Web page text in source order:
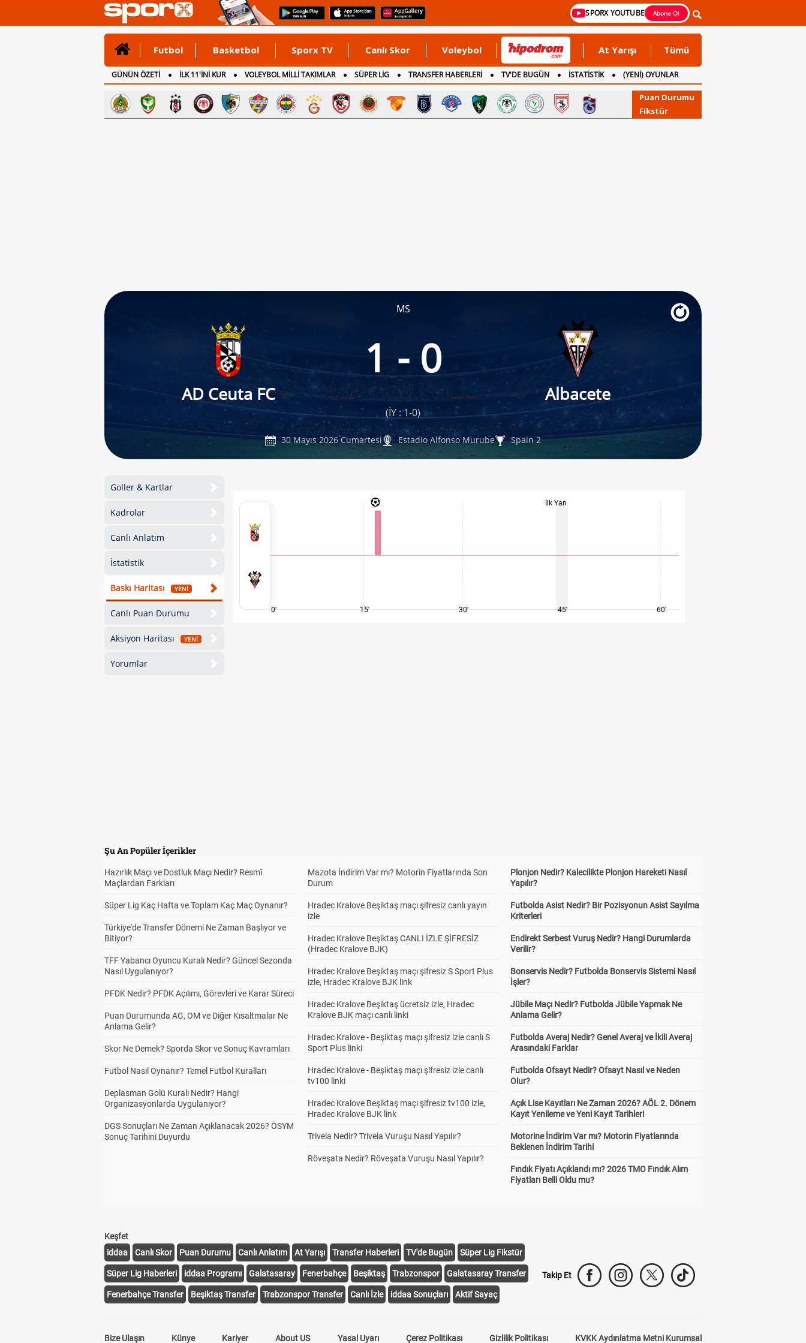
SPORX YOUTUBE Abone Ol
Futbol Basketbol Sporx TV Canlı Skor Voleybol At Yarışı Tümü
GÜNÜN ÖZETİ İLK 11'İNİ KUR VOLEYBOL MİLLİ TAKIMLAR SÜPER LİG TRANSFER HABERLERİ TV'DE BUGÜN İSTATİSTİK
(YENİ) OYUNLAR
CANLI ANLATIM
İNGİLTERE
Puan Durumu
Fikstür
MS
AD Ceuta FC
1 - 0
Albacete
(İY : 1-0)
30 Mayıs 2026 Cumartesi Estadio Alfonso Murube Spain 2
Goller & Kartlar
Kadrolar
Canlı Anlatım
İstatistik
Baskı Haritası YENİ
Canlı Puan Durumu
Aksiyon Haritası YENİ
Yorumlar
0' 15' 30'
İlk Yarı
45' 60'
Şu An Popüler İçerikler
Hazırlık Maçı ve Dostluk Maçı Nedir? Resmî
Maçlardan Farkları
Süper Lig Kaç Hafta ve Toplam Kaç Maç Oynanır?
Türkiye'de Transfer Dönemi Ne Zaman Başlıyor ve
Bitiyor?
TFF Yabancı Oyuncu Kuralı Nedir? Güncel Sezonda
Nasıl Uygulanıyor?
PFDK Nedir? PFDK Açılımı, Görevleri ve Karar Süreci
Puan Durumunda AG, OM ve Diğer Kısaltmalar Ne
Anlama Gelir?
Skor Ne Demek? Sporda Skor ve Sonuç Kavramları
Futbol Nasıl Oynanır? Temel Futbol Kuralları
Deplasman Golü Kuralı Nedir? Hangi
Organizasyonlarda Uygulanıyor?
DGS Sonuçları Ne Zaman Açıklanacak 2026? ÖSYM
Sonuç Tarihini Duyurdu
Mazota İndirim Var mı? Motorin Fiyatlarında Son
Durum
Hradec Kralove Beşiktaş maçı şifresiz canlı yayın
izle
Hradec Kralove Beşiktaş CANLI İZLE ŞİFRESİZ
(Hradec Kralove BJK)
Hradec Kralove Beşiktaş maçı şifresiz S Sport Plus
izle, Hradec Kralove BJK link
Hradec Kralove Beşiktaş ücretsiz izle, Hradec
Kralove BJK maçı canlı linki
Hradec Kralove - Beşiktaş maçı şifresiz izle canlı S
Sport Plus linki
Hradec Kralove - Beşiktaş maçı şifresiz izle canlı
tv100 linki
Hradec Kralove Beşiktaş maçı şifresiz tv100 izle,
Hradec Kralove BJK link
Trivela Nedir? Trivela Vuruşu Nasıl Yapılır?
Röveşata Nedir? Röveşata Vuruşu Nasıl Yapılır?
Plonjon Nedir? Kalecilikte Plonjon Hareketi Nasıl
Yapılır?
Futbolda Asist Nedir? Bir Pozisyonun Asist Sayılma
Kriterleri
Endirekt Serbest Vuruş Nedir? Hangi Durumlarda
Verilir?
Bonservis Nedir? Futbolda Bonservis Sistemi Nasıl
İşler?
Jübile Maçı Nedir? Futbolda Jübile Yapmak Ne
Anlama Gelir?
Futbolda Averaj Nedir? Genel Averaj ve İkili Averaj
Arasındaki Farklar
Futbolda Ofsayt Nedir? Ofsayt Nasıl ve Neden
Olur?
Açık Lise Kayıtları Ne Zaman 2026? AÖL 2. Dönem
Kayıt Yenileme ve Yeni Kayıt Tarihleri
Motorine İndirim Var mı? Motorin Fiyatlarında
Beklenen İndirim Tarihi
Fındık Fiyatı Açıklandı mı? 2026 TMO Fındık Alım
Fiyatları Belli Oldu mu?
Keşfet
iddaa
Canlı Skor Puan Durumu Canlı Anlatım At Yarışı Transfer Haberleri TV'de Bugün Süper Lig Fikstür
Süper Lig Haberleri iddaa Programı Galatasaray Fenerbahçe Beşiktaş Trabzonspor Galatasaray Transfer
Fenerbahçe Transfer Beşiktaş Transfer Trabzonspor Transfer Canlı İzle iddaa Sonuçları Aktif Sayaç
Takip Et
Bize Ulaşın Künye Kariyer About US Yasal Uyarı Çerez Politikası Gizlilik Politikası KVKK Aydınlatma Metni Kurumsal